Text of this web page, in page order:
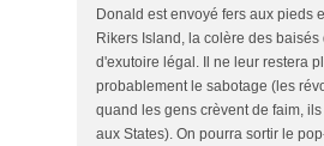
Donald est envoyé fers aux pieds
Rikers Island, la colère des
d'exutoire légal. Il ne leur restera
probablement le sabotage (les
quand les gens crèvent de faim,
aux States). On pourra sortir le